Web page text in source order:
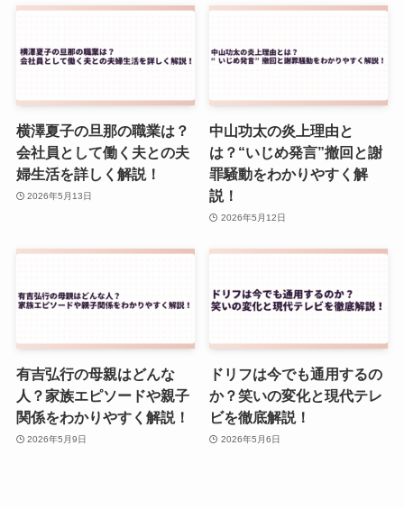
横澤夏子の旦那の職業は？
会社員として働く夫との夫
婦生活を詳しく解説！
2026年5月13日
中山功太の炎上理由と
は？“いじめ発言”撤回と謝
罪騒動をわかりやすく解
説！
2026年5月12日
有吉弘行の母親はどんな
人？家族エピソードや親子
関係をわかりやすく解説！
2026年5月9日
ドリフは今でも通用するの
か？笑いの変化と現代テレ
ビを徹底解説！
2026年5月6日